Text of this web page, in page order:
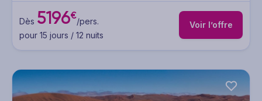
Dès 5196€/pers.
pour 15 jours / 12 nuits
Voir l’offre